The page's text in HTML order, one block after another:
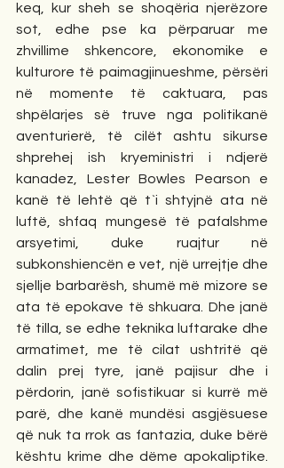
keq, kur sheh se shoqëria njerëzore
sot, edhe pse ka përparuar me
zhvillime shkencore, ekonomike e
kulturore të paimagjinueshme, përsëri
në momente të caktuara, pas
shpëlarjes së truve nga politikanë
aventurierë, të cilët ashtu sikurse
shprehej ish kryeministri i ndjerë
kanadez, Lester Bowles Pearson e
kanë të lehtë që t`i shtyjnë ata në
luftë, shfaq mungesë të pafalshme
arsyetimi, duke ruajtur në
subkonshiencën e vet, një urrejtje dhe
sjellje barbarësh, shumë më mizore se
ata të epokave të shkuara. Dhe janë
të tilla, se edhe teknika luftarake dhe
armatimet, me të cilat ushtritë që
dalin prej tyre, janë pajisur dhe i
përdorin, janë sofistikuar si kurrë më
parë, dhe kanë mundësi asgjësuese
që nuk ta rrok as fantazia, duke bërë
kështu krime dhe dëme apokaliptike.